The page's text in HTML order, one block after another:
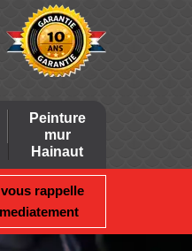
Peinture
mur
Hainaut
rappelle